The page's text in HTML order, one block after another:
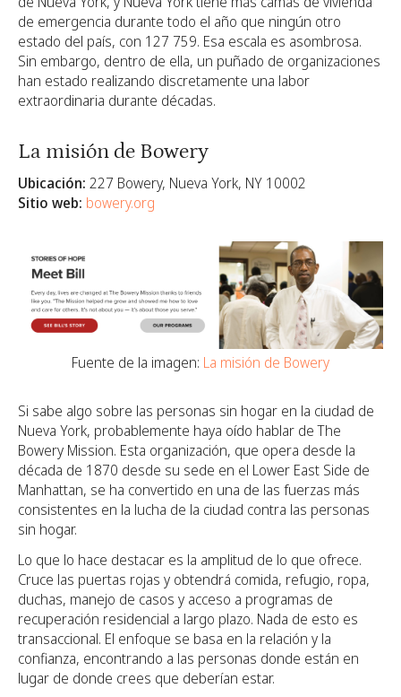
de emergencia durante todo el año que ningún otro
estado del país, con 127 759. Esa escala es asombrosa.
Sin embargo, dentro de ella, un puñado de organizaciones
han estado realizando discretamente una labor
extraordinaria durante décadas.
La misión de Bowery
Ubicación: 227 Bowery, Nueva York, NY 10002
Sitio web: bowery.org
Fuente de la imagen: La misión de Bowery
Si sabe algo sobre las personas sin hogar en la ciudad de
Nueva York, probablemente haya oído hablar de The
Bowery Mission. Esta organización, que opera desde la
década de 1870 desde su sede en el Lower East Side de
Manhattan, se ha convertido en una de las fuerzas más
consistentes en la lucha de la ciudad contra las personas
sin hogar.
Lo que lo hace destacar es la amplitud de lo que ofrece.
Cruce las puertas rojas y obtendrá comida, refugio, ropa,
duchas, manejo de casos y acceso a programas de
recuperación residencial a largo plazo. Nada de esto es
transaccional. El enfoque se basa en la relación y la
confianza, encontrando a las personas donde están en
lugar de donde crees que deberían estar.